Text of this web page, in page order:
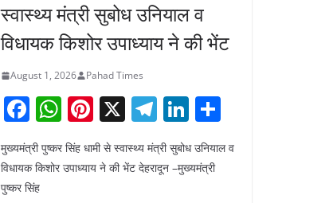
स्वास्थ्य मंत्री सुबोध उनियाल व
विधायक किशोर उपाध्याय ने की भेंट
August 1, 2026 Pahad Times
F
a
c
e
W
h
at
Pi
nt
er
X T
el
e
gr
Li
n
k ar
मुख्यमंत्री पुष्कर सिंह धामी से स्वास्थ्य मंत्री सुबोध उनियाल व
विधायक किशोर उपाध्याय ने की भेंट देहरादून –मुख्यमंत्री
पुष्कर सिंह